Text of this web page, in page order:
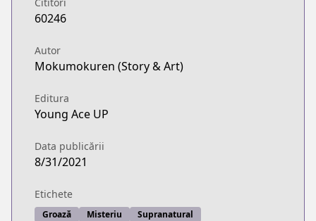
60246
Autor
Mokumokuren (Story & Art)
Editura
Young Ace UP
Data publicării
8/31/2021
Etichete
Groază Misteriu Supranatural